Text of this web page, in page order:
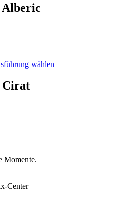
Alberic
wählen
Cirat
Momente.
Center